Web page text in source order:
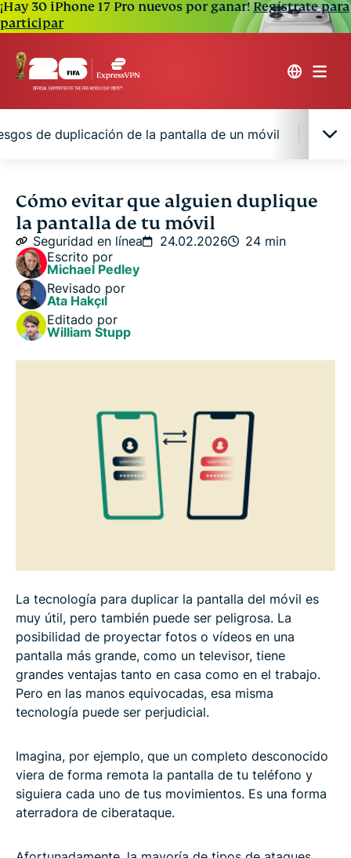
¡Hay 30 iPhone 17 Pro nuevos por ganar!Regístrate para
participar
de duplicación de la pantalla de un móvil
¿Alguien puede duplicar la pantalla de tu móvil
sin que tú lo sepas?
Cómo saber si alguien está haciendo mirroring de
tu teléfono
Cómo alguien puede duplicar la pantalla de tu
móvil
Cómo evitar que alguien haga mirroring de tu
¿Se puede evitar por completo la duplicación de la
pantalla del móvil?
Preguntas frecuentes
Cómo evitar que alguien duplique
la pantalla de tu móvil
Seguridad en línea 24.02.2026
24 min
Escrito por
Michael Pedley
Revisado por
Ata Hakçıl
Editado por
William Stupp
La tecnología para duplicar la pantalla del móvil es
muy útil, pero también puede ser peligrosa. La
posibilidad de proyectar fotos o vídeos en una
pantalla más grande, como un televisor, tiene
grandes ventajas tanto en casa como en el trabajo.
Pero en las manos equivocadas, esa misma
tecnología puede ser perjudicial.
Imagina, por ejemplo, que un completo desconocido
viera de forma remota la pantalla de tu teléfono y
siguiera cada uno de tus movimientos. Es una forma
aterradora de ciberataque.